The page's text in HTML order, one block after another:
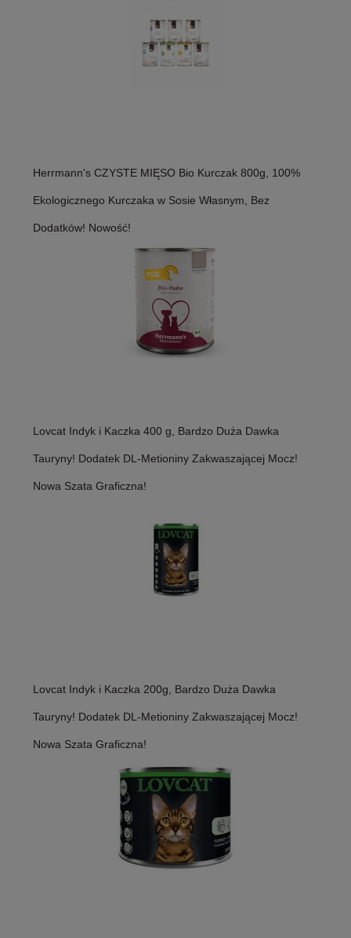
Herrmann's CZYSTE MIĘSO Bio Kurczak 800g, 100%
Ekologicznego Kurczaka w Sosie Własnym, Bez
Dodatków! Nowość!
Lovcat Indyk i Kaczka 400 g, Bardzo Duża Dawka
Tauryny! Dodatek DL-Metioniny Zakwaszającej Mocz!
Nowa Szata Graficzna!
Lovcat Indyk i Kaczka 200g, Bardzo Duża Dawka
Tauryny! Dodatek DL-Metioniny Zakwaszającej Mocz!
Nowa Szata Graficzna!